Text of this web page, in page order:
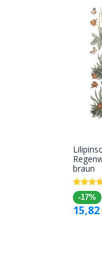
braun
-17%
15,82